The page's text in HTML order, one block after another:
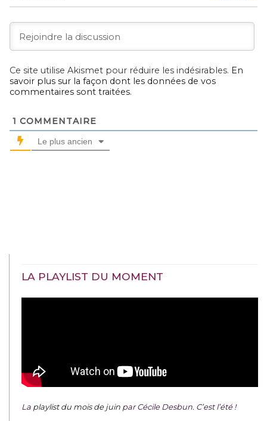
Ce site utilise Akismet pour réduire les indésirables. En
savoir plus sur la façon dont les données de vos
commentaires sont traitées.
1 COMMENTAIRE
Le plus ancien
LA PLAYLIST DU MOMENT
La playlist du mois de juin par Cécile Desbun. C’est l’été !